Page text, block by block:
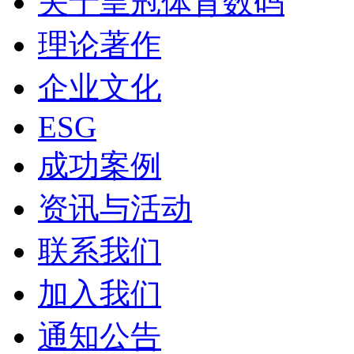
理论著作
企业文化
ESG
成功案例
资讯与活动
联系我们
加入我们
通知公告